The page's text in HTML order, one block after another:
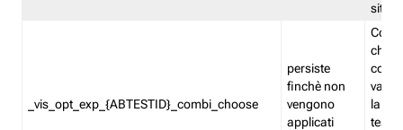
sito
_vis_opt_exp_{ABTESTID}_combi_choose
persiste
finchè non
vengono
applicati
che
la
test.